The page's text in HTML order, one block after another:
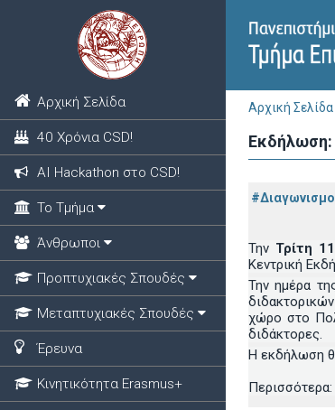
Αρχική Σελίδα
40 Χρόνια CSD!
ΑΙ Hackathon στο CSD!
Το Τμήμα
Άνθρωποι
Προπτυχιακές Σπουδές
Μεταπτυχιακές Σπουδές
Έρευνα
Κινητικότητα Erasmus+
Αρχική Σελίδα
Εκδήλωση:
Την Τρίτη
Κεντρική
Την ημέρα
χώρο στο
διδάκτορες.
Η εκδήλωση